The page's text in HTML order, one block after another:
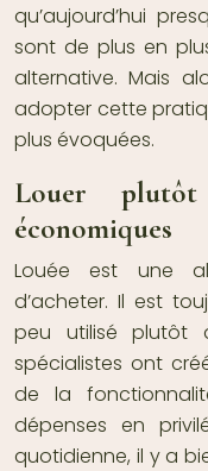
qu’aujourd’hui
sont de plus en
alternative. Mais
adopter cette
plus évoquées.
Louer plutôt
économiques
Louée est une
d’acheter. Il est
peu utilisé plutôt
spécialistes ont
de la
dépenses en
quotidienne, il y a